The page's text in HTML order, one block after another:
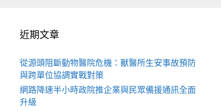
近期文章
從源頭阻斷動物醫院危機：獸醫所生安事故預防
與跨單位協調實戰對策
網路降速半小時政院推企業與民眾備援通訊全面
升級